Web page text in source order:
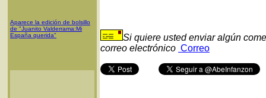
Aparece la edición de bolsillo
de "Juanito Valderrama:Mi
España querida"
Si quiere usted enviar algún
correo electrónico Correo